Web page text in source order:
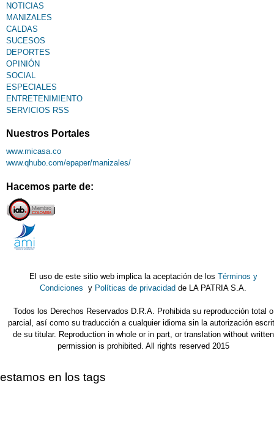
NOTICIAS
MANIZALES
CALDAS
SUCESOS
DEPORTES
OPINIÓN
SOCIAL
ESPECIALES
ENTRETENIMIENTO
SERVICIOS RSS
Nuestros Portales
www.micasa.co
www.qhubo.com/epaper/manizales/
Hacemos parte de:
El uso de este sitio web implica la aceptación de los Términos y
Condiciones y Políticas de privacidad de LA PATRIA S.A.
Todos los Derechos Reservados D.R.A. Prohibida su reproducción total o
parcial, así como su traducción a cualquier idioma sin la autorización
de su titular. Reproduction in whole or in part, or translation without written
permission is prohibited. All rights reserved 2015
estamos en los tags